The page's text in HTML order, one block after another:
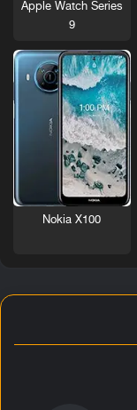
Apple Watch Series
9
Nokia X100